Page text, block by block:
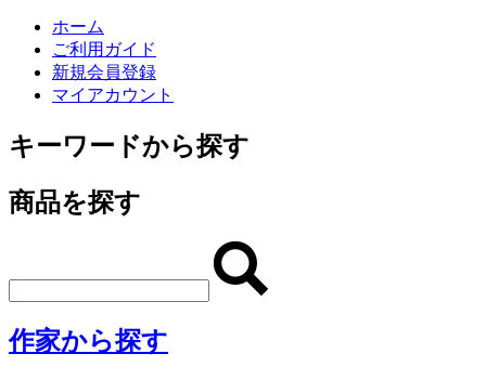
ホーム
ご利用ガイド
新規会員登録
マイアカウント
キーワードから探す
商品を探す
作家から探す